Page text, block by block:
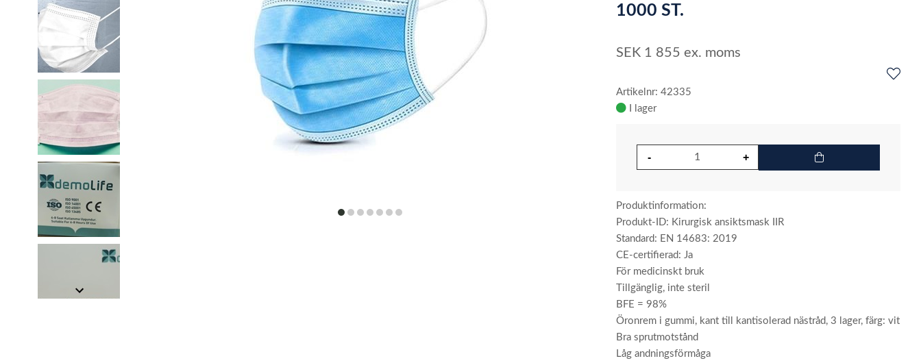
itemitemitemitemitemitemitem
1000 ST.
SEK 1 855 ex. moms
Artikelnr: 42335
I lager
Produktinformation:
Produkt-ID: Kirurgisk ansiktsmask IIR
Standard: EN 14683: 2019
CE-certifierad: Ja
För medicinskt bruk
Tillgänglig, inte steril
BFE = 98%
Öronrem i gummi, kant till kantisolerad nästråd, 3 lager, färg: vit
Bra sprutmotstånd
Låg andningsförmåga